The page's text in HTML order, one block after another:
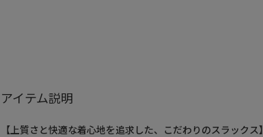
アイテム説明
【上質さと快適な着心地を追求した、こだわりのスラックス】